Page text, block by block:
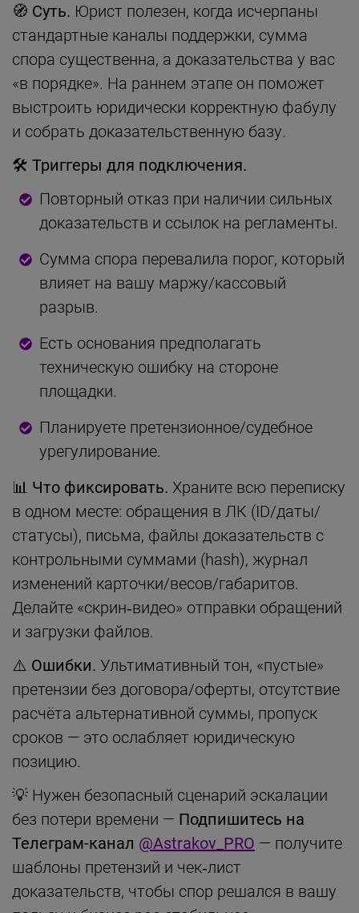
🧭 Суть. Юрист полезен, когда исчерпаны
стандартные каналы поддержки, сумма
спора существенна, а доказательства у вас
«в порядке». На раннем этапе он поможет
выстроить юридически корректную фабулу
и собрать доказательственную базу.
🛠 Триггеры для подключения.
Повторный отказ при наличии сильных
доказательств и ссылок на регламенты.
Сумма спора перевалила порог, который
влияет на вашу маржу/кассовый
разрыв.
Есть основания предполагать
техническую ошибку на стороне
площадки.
Планируете претензионное/судебное
урегулирование.
📊 Что фиксировать. Храните всю переписку
в одном месте: обращения в ЛК (ID/даты/
статусы), письма, файлы доказательств с
контрольными суммами (hash), журнал
изменений карточки/весов/габаритов.
Делайте «скрин‑видео» отправки обращений
и загрузки файлов.
⚠️ Ошибки. Ультимативный тон, «пустые»
претензии без договора/оферты, отсутствие
расчёта альтернативной суммы, пропуск
сроков — это ослабляет юридическую
позицию.
💡 Нужен безопасный сценарий эскалации
без потери времени — Подпишитесь на
Телеграм-канал @Astrakov_PRO — получите
шаблоны претензий и чек‑лист
доказательств, чтобы спор решался в вашу